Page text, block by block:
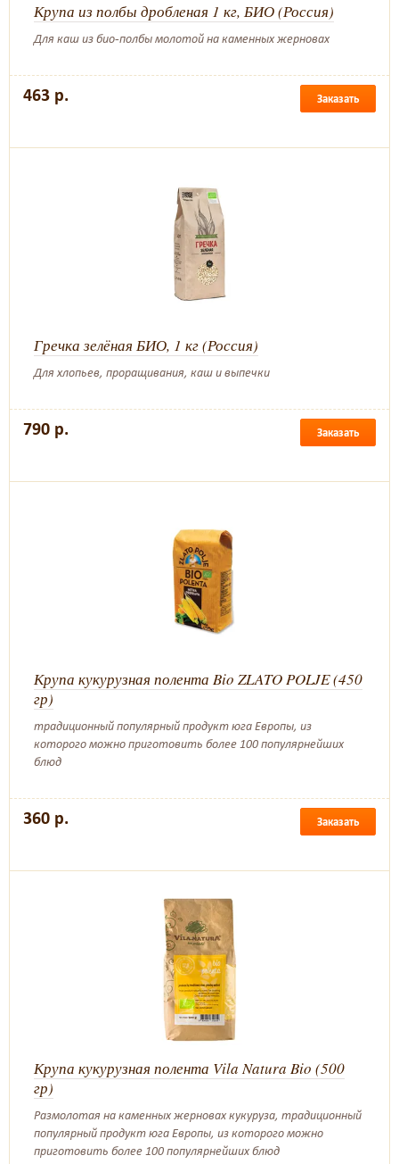
Крупа из полбы дробленая 1 кг, БИО (Россия)
Для каш из био-полбы молотой на каменных жерновах
463 р. Заказать
Гречка зелёная БИО, 1 кг (Россия)
Для хлопьев, проращивания, каш и выпечки
790 р. Заказать
Крупа кукурузная полента Bio ZLATO POLJE (450
гр)
традиционный популярный продукт юга Европы, из
которого можно приготовить более 100 популярнейших
блюд
360 р. Заказать
Крупа кукурузная полента Vila Natura Bio (500
гр)
Размолотая на каменных жерновах кукуруза, традиционный
популярный продукт юга Европы, из которого можно
приготовить более 100 популярнейших блюд